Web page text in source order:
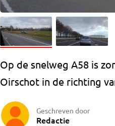
Op de snelweg A58 is
Oirschot in de richting
Geschreven door
Redactie